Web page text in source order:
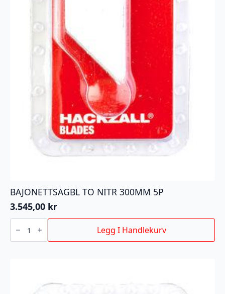
BAJONETTSAGBL TO NITR 300MM 5P
3.545,00 kr
BAJONETTSAGBL
TO
300MM
Legg I Handlekurv